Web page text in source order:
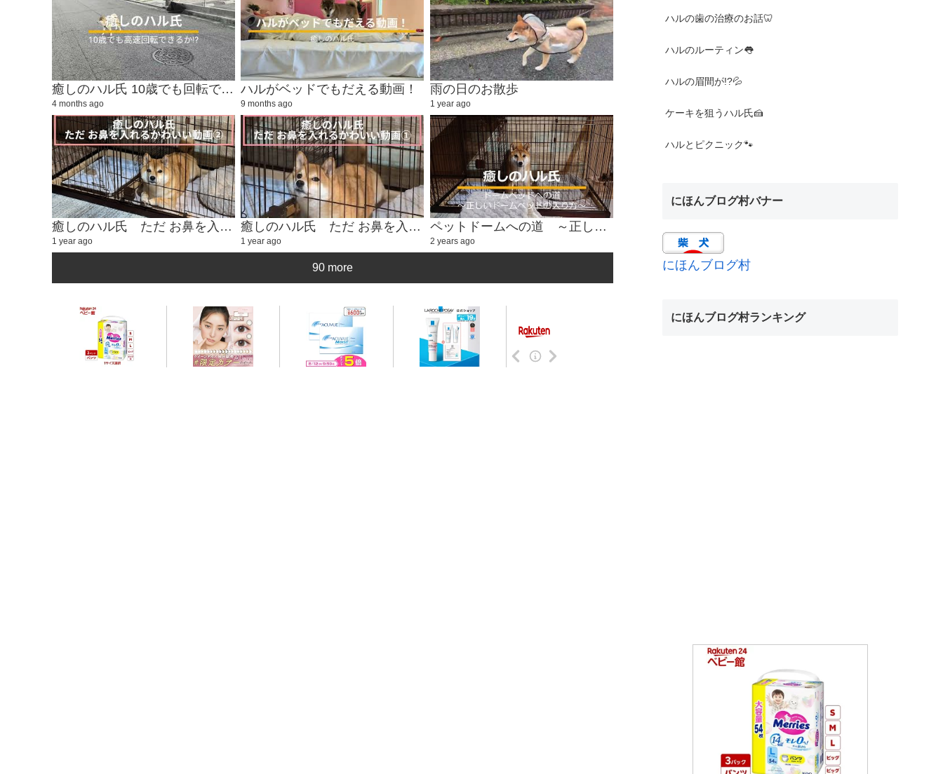
癒しのハル氏 10歳でも回転できるか!?
4 months ago
ハルがベッドでもだえる動画！
9 months ago
雨の日のお散歩
1 year ago
癒しのハル氏 ただ お鼻を入れるかわいい動画②
1 year ago
癒しのハル氏 ただ お鼻を入れるかわいい動画①
1 year ago
ペットドームへの道 ～正しいドームベッドの入り方～
2 years ago
90 more
ハルの歯の治療のお話🦷
ハルのルーティン👅
ハルの眉間が!?💦
ケーキを狙うハル氏🍰
ハルとピクニック🐾
にほんブログ村バナー
にほんブログ村
にほんブログ村ランキング